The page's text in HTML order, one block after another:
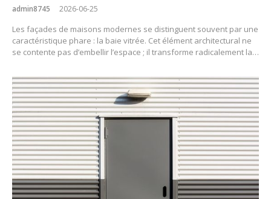
admin8745 2026-06-25
Les façades de maisons modernes se distinguent souvent par une
caractéristique phare : la baie vitrée. Cet élément architectural ne
se contente pas d’embellir l’espace ; il transforme radicalement la…